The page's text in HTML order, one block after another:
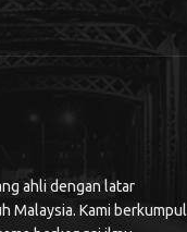
ahli dengan latar
Malaysia. Kami berkumpul